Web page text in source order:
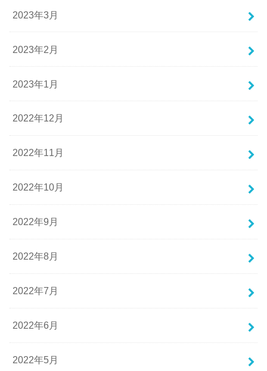
2023年3月
2023年2月
2023年1月
2022年12月
2022年11月
2022年10月
2022年9月
2022年8月
2022年7月
2022年6月
2022年5月